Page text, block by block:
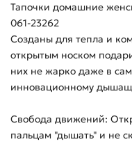
Тапочки домашние
061-23262
Созданы для тепла и
открытым носком
них не жарко даже в
инновационному
Свобода движений:
пальцам "дышать" и не